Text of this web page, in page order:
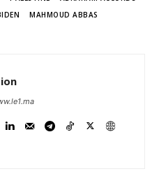
MAHMOUD ABBAS